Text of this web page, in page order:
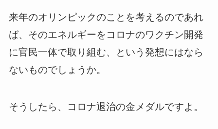
来年のオリンピックのことを考えるのであれ
ば、そのエネルギーをコロナのワクチン開発
に官民一体で取り組む、という発想にはなら
ないものでしょうか。
そうしたら、コロナ退治の金メダルですよ。